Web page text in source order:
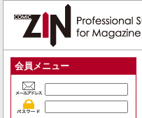
会員メニュー